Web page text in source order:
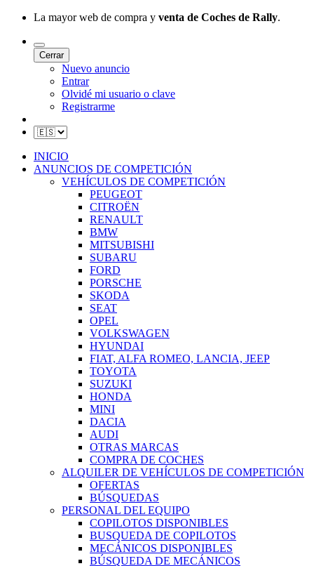
La mayor web de compra y venta de Coches de Rally.
Cerrar
Nuevo anuncio
Entrar
Olvidé mi usuario o clave
Registrarme
INICIO
ANUNCIOS DE COMPETICIÓN
VEHÍCULOS DE COMPETICIÓN
PEUGEOT
CITROËN
RENAULT
BMW
MITSUBISHI
SUBARU
FORD
PORSCHE
SKODA
SEAT
OPEL
VOLKSWAGEN
HYUNDAI
FIAT, ALFA ROMEO, LANCIA, JEEP
TOYOTA
SUZUKI
HONDA
MINI
DACIA
AUDI
OTRAS MARCAS
COMPRA DE COCHES
ALQUILER DE VEHÍCULOS DE COMPETICIÓN
OFERTAS
BÚSQUEDAS
PERSONAL DEL EQUIPO
COPILOTOS DISPONIBLES
BUSQUEDA DE COPILOTOS
MECÁNICOS DISPONIBLES
BÚSQUEDA DE MECÁNICOS